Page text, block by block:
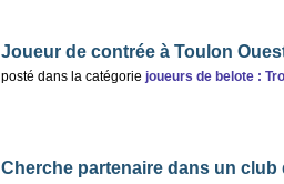
Joueur de contrée à Toulon
posté dans la catégorie joueurs de belote :
Cherche partenaire dans un